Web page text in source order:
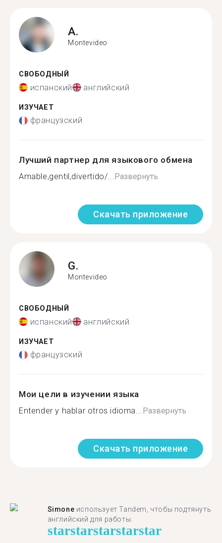
A.
Montevideo
СВОБОДНЫЙ
испанский английский
ИЗУЧАЕТ
французский
Лучший партнер для языкового обмена
Amable,gentil,divertido/...Развернуть
Скачать приложение
G.
Montevideo
СВОБОДНЫЙ
испанский английский
ИЗУЧАЕТ
французский
Мои цели в изучении языка
Entender y hablar otros idioma...Развернуть
Скачать приложение
Simone использует Tandem, чтобы подтянуть
английский для работы.
starstarstarstarstar